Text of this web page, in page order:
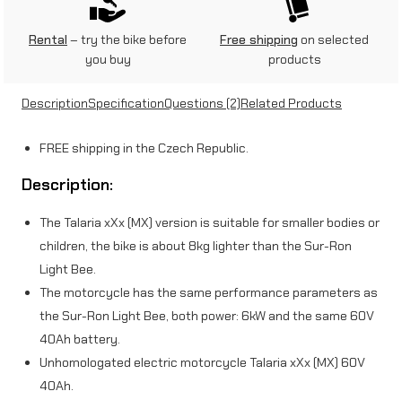
Rental – try the bike before
you buy
Free shipping on selected
products
DescriptionSpecificationQuestions (2)Related Products
FREE shipping in the Czech Republic.
Description:
The Talaria xXx (MX) version is suitable for smaller bodies or
children, the bike is about 8kg lighter than the Sur-Ron
Light Bee.
The motorcycle has the same performance parameters as
the Sur-Ron Light Bee, both power: 6kW and the same 60V
40Ah battery.
Unhomologated electric motorcycle Talaria xXx (MX) 60V
40Ah.